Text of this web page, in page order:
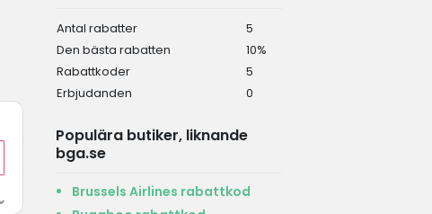
Antal rabatter
5
Den bästa rabatten
10%
Rabattkoder
5
Erbjudanden
0
Populära butiker, liknande
bga.se
Brussels Airlines rabattkod